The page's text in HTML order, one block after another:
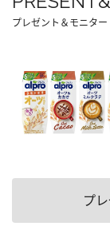
プレゼント＆モニター
プ